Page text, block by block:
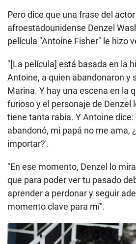
"¿Sabes? A veces, cuando estás
traumas, especialmente si eres
A veces ni siquiera sabes por
"Yo tenía mucha ira dentro de
figuras masculinas o en los
porque oía a mucha gente decir
horrible y que las mujeres eran
tenían relaciones de una sola
bastante deprimente", cuenta.
Pero dice que una frase del actor
afroestadounidense Denzel
película "Antoine Fisher" le hizo
"[La película] está basada en la
Antoine, a quien abandonaron y